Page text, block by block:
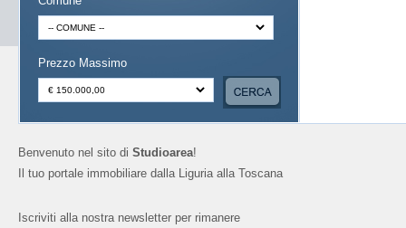
Prezzo Massimo
Benvenuto nel sito di Studioarea!
Il tuo portale immobiliare dalla Liguria alla Toscana
Iscriviti alla nostra newsletter per rimanere